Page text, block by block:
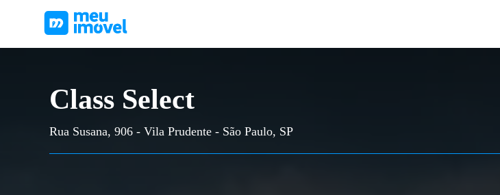
Class Select
Rua Susana, 906 - Vila Prudente - São Paulo, SP